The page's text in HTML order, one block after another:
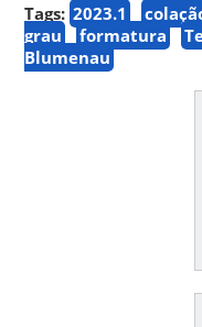
Tags: 2023.1
grau
formatura
Blumenau